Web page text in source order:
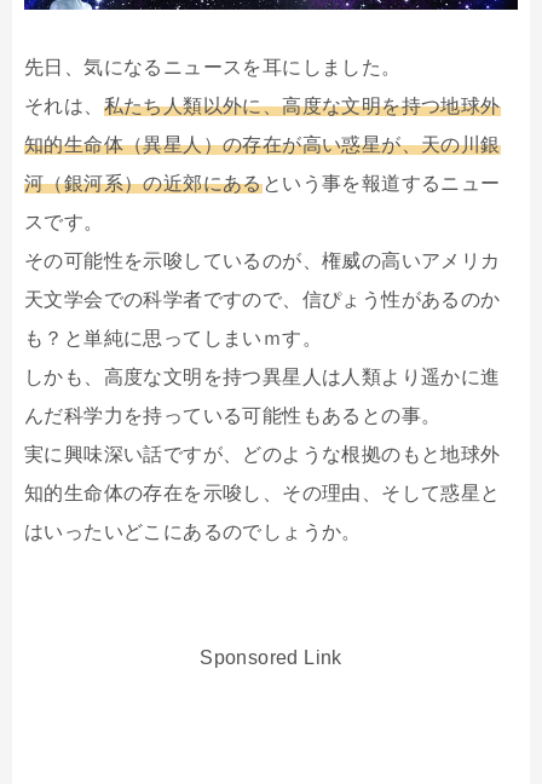
先日、気になるニュースを耳にしました。
それは、 私たち人類以外に、高度な文明を持つ地球外
知的生命体（異星人）の存在が高い惑星が、天の川銀
河（銀河系）の近郊にあるという事を報道するニュー
スです。
その可能性を示唆しているのが、権威の高いアメリカ
天文学会での科学者ですので、信ぴょう性があるのか
も？と単純に思ってしまいｍす。
しかも、高度な文明を持つ異星人は人類より遥かに進
んだ科学力を持っている可能性もあるとの事。
実に興味深い話ですが、どのような根拠のもと地球外
知的生命体の存在を示唆し、その理由、そして惑星と
はいったいどこにあるのでしょうか。
Sponsored Link